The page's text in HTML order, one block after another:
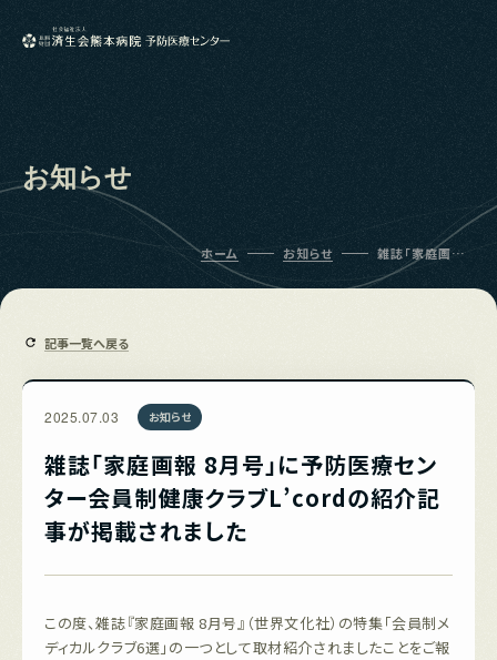
お知らせ
ホーム お知らせ
雑誌「家庭画報
8月号」に予防医
療センター会員
記事一覧へ戻る
2025.07.03 お知らせ
雑誌「家庭画報 8月号」に予防医療セン
ター会員制健康クラブL’cordの紹介記
事が掲載されました
この度、雑誌『家庭画報 8月号』（世界文化社）の特集「会員制メ
ディカルクラブ6選」の一つとして取材紹介されましたことをご報